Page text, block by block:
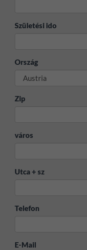
Születési ido
Ország
Zip
város
Utca + sz
Telefon
E-Mail